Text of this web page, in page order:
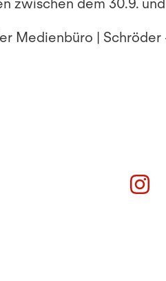
zwischen dem 30.9.
Medienbüro |